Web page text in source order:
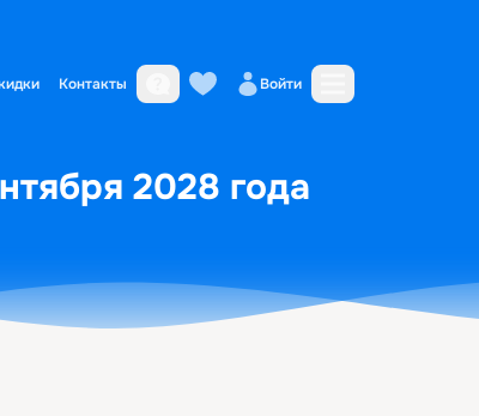
Контакты Войти
2028 года